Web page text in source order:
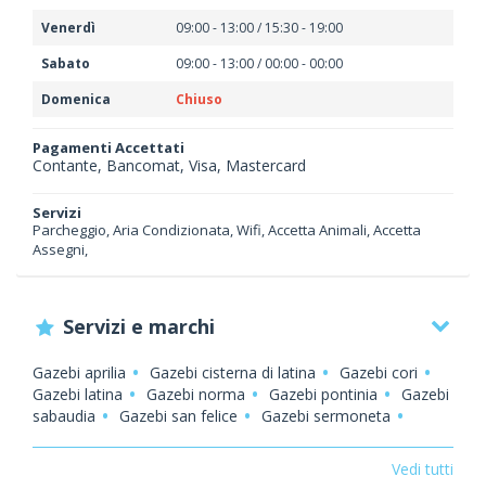
Venerdì
09:00 - 13:00 / 15:30 - 19:00
Sabato
09:00 - 13:00 / 00:00 - 00:00
Domenica
Chiuso
Pagamenti Accettati
Contante, Bancomat, Visa, Mastercard
Servizi
Parcheggio, Aria Condizionata, Wifi, Accetta Animali, Accetta
Assegni,
Servizi e marchi
Gazebi aprilia Gazebi cisterna di latina
Gazebi cori
Gazebi latina
Gazebi norma Gazebi pontinia
Gazebi
sabaudia
Gazebi san felice
Gazebi sermoneta
Porte a
Porte a soffietto
Vedi tutti